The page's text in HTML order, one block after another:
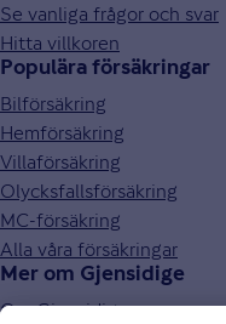
Se vanliga frågor och svar
Hitta villkoren
Populära försäkringar
Bilförsäkring
Hemförsäkring
Villaförsäkring
Olycksfallsförsäkring
MC-försäkring
Alla våra försäkringar
Mer om Gjensidige
Om Gjensidige